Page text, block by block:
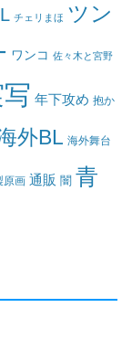
チェリまほ ツン
ワンコ 佐々木と宮野
年下攻め 抱か
外BL 海外舞台
原画 通販 闇 青